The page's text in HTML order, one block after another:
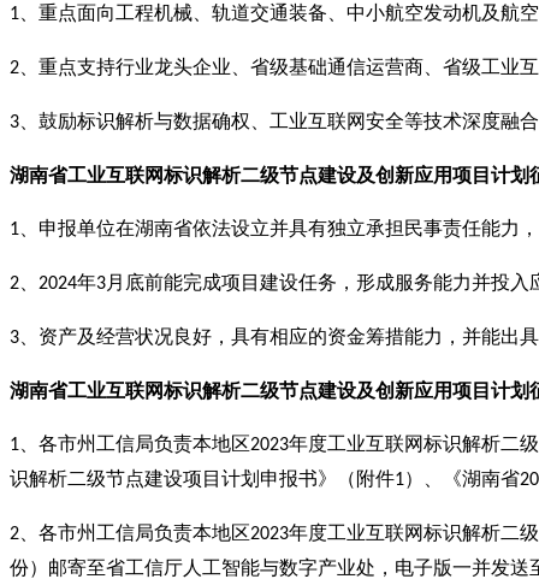
1 、重点面向工程机械、轨道交通装备、中小航空发动机及
2 、重点支持行业龙头企业、省级基础通信运营商、省级工
3 、鼓励标识解析与数据确权、工业互联网安全等技术深度
湖南省工业互联网标识解析二级节点建设及创新应用项目计划
1 、申报单位在湖南省依法设立并具有独立承担民事责任能力
2 2024年3月底前能完成项目建设任务，形成服务能力并投入
3 、资产及经营状况良好，具有相应的资金筹措能力，并能出
湖南省工业互联网标识解析二级节点建设及创新应用项目计划
1 、各市州工信局负责本地区2023年度工业互联网标识解析二
识解析二级节点建设项目计划申报书》（附件1）、《湖南省
2 、各市州工信局负责本地区2023年度工业互联网标识解析二
份）邮寄至省工信厅人工智能与数字产业处，电子版一并发